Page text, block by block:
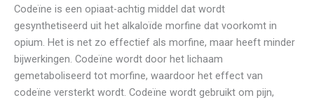
Codeïne is een opiaat-achtig middel dat wordt
gesynthetiseerd uit het alkaloïde morfine dat voorkomt in
opium. Het is net zo effectief als morfine, maar heeft minder
bijwerkingen. Codeïne wordt door het lichaam
gemetaboliseerd tot morfine, waardoor het effect van
codeïne versterkt wordt. Codeïne wordt gebruikt om pijn,